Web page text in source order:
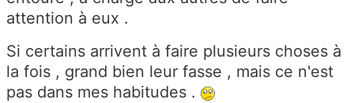
attention à eux .
Si certains arrivent à faire plusieurs choses à
la fois , grand bien leur fasse , mais ce n'est
pas dans mes habitudes .